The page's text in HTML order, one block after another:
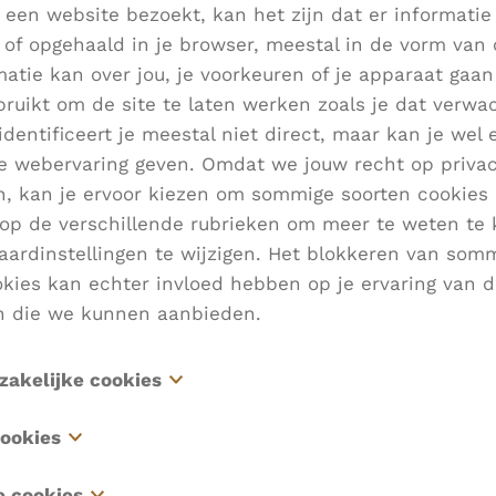
te laten
We zorgen
kan genieten
worden
een website bezoekt, kan het zijn dat er
of opgehaald in je browser, meestal in de vorm van
kan over jou, je voorkeuren of je apparaat
om de site te laten werken zoals je dat
je meestal niet direct, maar kan je wel
webervaring geven. Omdat we jouw recht op
kan je ervoor kiezen om sommige soorten
de verschillende rubrieken om meer te weten te
te wijzigen. Het blokkeren van
kan echter invloed hebben op je ervaring van
die we kunnen aanbieden.
cookies
zijn noodzakelijk voor het functioneren van de
worden uitgeschakeld in onze systemen. Ze
als reactie op acties die door jou worden
ook wel "functionaliteitscookies" genoemd,